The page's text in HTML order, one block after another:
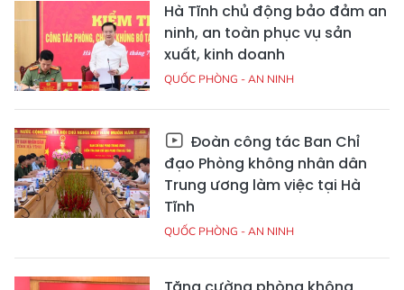
Hà Tĩnh chủ động bảo đảm an
ninh, an toàn phục vụ sản
xuất, kinh doanh
QUỐC PHÒNG - AN NINH
Đoàn công tác Ban Chỉ
đạo Phòng không nhân dân
Trung ương làm việc tại Hà
Tĩnh
QUỐC PHÒNG - AN NINH